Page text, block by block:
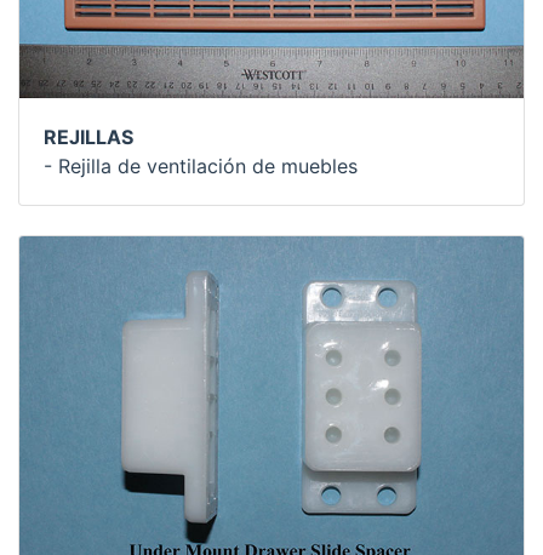
REJILLAS
- Rejilla de ventilación de muebles